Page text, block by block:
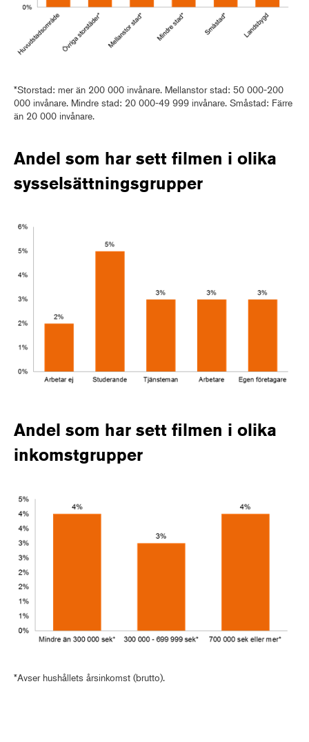
*Storstad: mer än 200 000 invånare. Mellanstor stad: 50 000-200
000 invånare. Mindre stad: 20 000-49 999 invånare. Småstad: Färre
än 20 000 invånare.
Andel som har sett filmen i olika
sysselsättningsgrupper
Andel som har sett filmen i olika
inkomstgrupper
*Avser hushållets årsinkomst (brutto).